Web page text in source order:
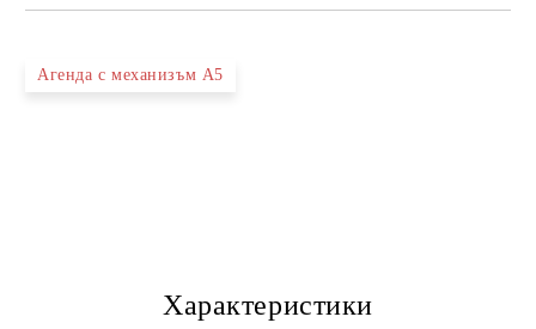
Агенда с механизъм А5
Характеристики